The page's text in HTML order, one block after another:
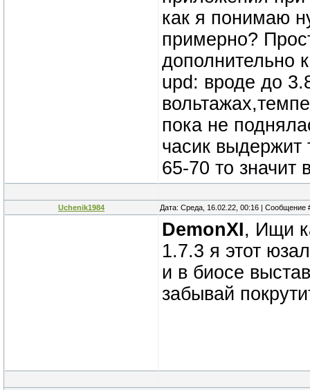
как я понимаю
примерно?
дополнительно
upd: вроде до
пока не
часик выдержит
65-70 то значит
Uchenik1984 Дата: Среда, 16.02.22, 00:16 | Сообщение
DemonXI, Ищи
1.7.3 я этот
и в биосе
забывай